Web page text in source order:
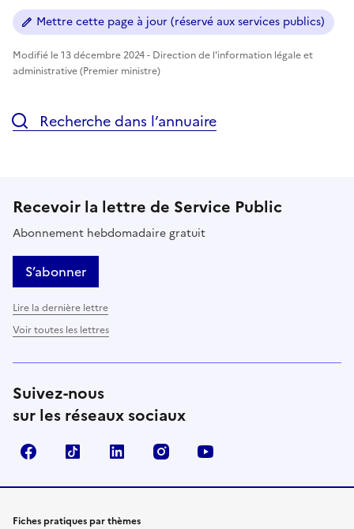
Mettre cette page à jour (réservé aux services publics)
Modifié le 13 décembre 2024 - Direction de l'information légale et
administrative (Premier ministre)
Recherche dans l’annuaire
Recevoir la lettre de Service Public
Abonnement hebdomadaire gratuit
S’abonner
Lire la dernière lettre
Voir toutes les lettres
Suivez-nous
sur les réseaux sociaux
FacebookTikTok LinkedIn Instagram
Fiches pratiques par thèmes